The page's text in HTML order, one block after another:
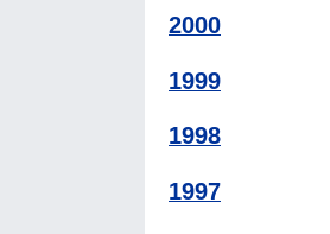
2000
1999
1998
1997